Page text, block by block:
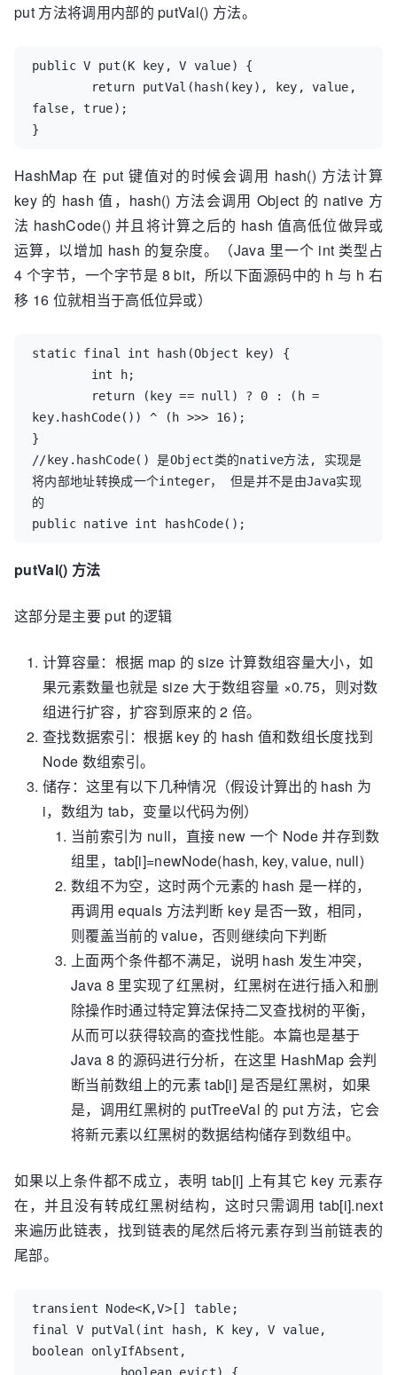
put 方法将调用内部的 putVal() 方法。
public V put(K key, V value) {
false, true);
}
HashMap 在 put 键值对的时候会调用 hash() 方法计算
key 的 hash 值，hash() 方法会调用 Object 的 native 方
法 hashCode() 并且将计算之后的 hash 值高低位做异或
运算，以增加 hash 的复杂度。（Java 里一个 int 类型占
4 个字节，一个字节是 8 bit，所以下面源码中的 h 与 h 右
移 16 位就相当于高低位异或）
static final int hash(Object key) {
key.hashCode()) ^ (h >>> 16);
}
//key.hashCode() 是Object类的native方法, 实现是
将内部地址转换成一个integer， 但是并不是由Java实现
的
public native int hashCode();
putVal() 方法
这部分是主要 put 的逻辑
计算容量：根据 map 的 size 计算数组容量大小，如
果元素数量也就是 size 大于数组容量 ×0.75，则对数
组进行扩容，扩容到原来的 2 倍。
查找数据索引：根据 key 的 hash 值和数组长度找到
Node 数组索引。
储存：这里有以下几种情况（假设计算出的 hash 为
i，数组为 tab，变量以代码为例）
当前索引为 null，直接 new 一个 Node 并存到数
组里，tab[i]=newNode(hash, key, value, null)
数组不为空，这时两个元素的 hash 是一样的，
再调用 equals 方法判断 key 是否一致，相同，
则覆盖当前的 value，否则继续向下判断
上面两个条件都不满足，说明 hash 发生冲突，
Java 8 里实现了红黑树，红黑树在进行插入和删
除操作时通过特定算法保持二叉查找树的平衡，
从而可以获得较高的查找性能。本篇也是基于
Java 8 的源码进行分析，在这里 HashMap 会判
断当前数组上的元素 tab[i] 是否是红黑树，如果
是，调用红黑树的 putTreeVal 的 put 方法，它会
将新元素以红黑树的数据结构储存到数组中。
如果以上条件都不成立，表明 tab[i] 上有其它 key 元素存
在，并且没有转成红黑树结构，这时只需调用 tab[i].next
来遍历此链表，找到链表的尾然后将元素存到当前链表的
尾部。
transient Node<K,V>[] table;
final V putVal(int hash, K key, V value,
boolean onlyIfAbsent,